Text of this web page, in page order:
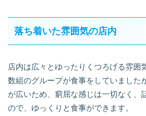
落ち着いた雰囲気の店内
店内は広々とゆったりくつろげる雰囲
数組のグループが食事をしていました
が広いため、窮屈な感じは一切なく、
ので、ゆっくりと食事ができます。